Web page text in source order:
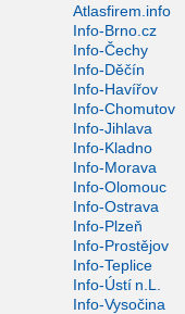
Atlasfirem.info
Info-Brno.cz
Info-Čechy
Info-Děčín
Info-Havířov
Info-Chomutov
Info-Jihlava
Info-Kladno
Info-Morava
Info-Olomouc
Info-Ostrava
Info-Plzeň
Info-Prostějov
Info-Teplice
Info-Ústí n.L.
Info-Vysočina